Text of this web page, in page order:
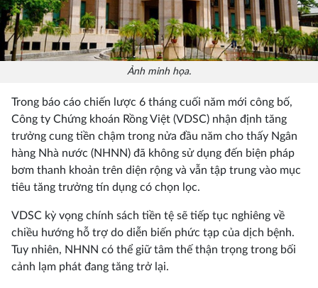
Ảnh minh họa.
Trong báo cáo chiến lược 6 tháng cuối năm mới công bố,
Công ty Chứng khoán Rồng Việt (VDSC) nhận định tăng
trưởng cung tiền chậm trong nửa đầu năm cho thấy Ngân
hàng Nhà nước (NHNN) đã không sử dụng đến biện pháp
bơm thanh khoản trên diện rộng và vẫn tập trung vào mục
tiêu tăng trưởng tín dụng có chọn lọc.
VDSC kỳ vọng chính sách tiền tệ sẽ tiếp tục nghiêng về
chiều hướng hỗ trợ do diễn biến phức tạp của dịch bệnh.
Tuy nhiên, NHNN có thể giữ tâm thế thận trọng trong bối
cảnh lạm phát đang tăng trở lại.